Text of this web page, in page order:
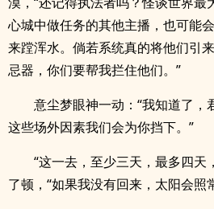
心城中做任务的其他主播，也可能
来蹚浑水。倘若系统真的将他们引
忌器，你们要帮我拦住他们。”
意尘梦眼神一动：“我知道了，
这些场外因素我们会为你挡下。”
“这一去，至少三天，最多四天
了顿，“如果我没有回来，太阳会照